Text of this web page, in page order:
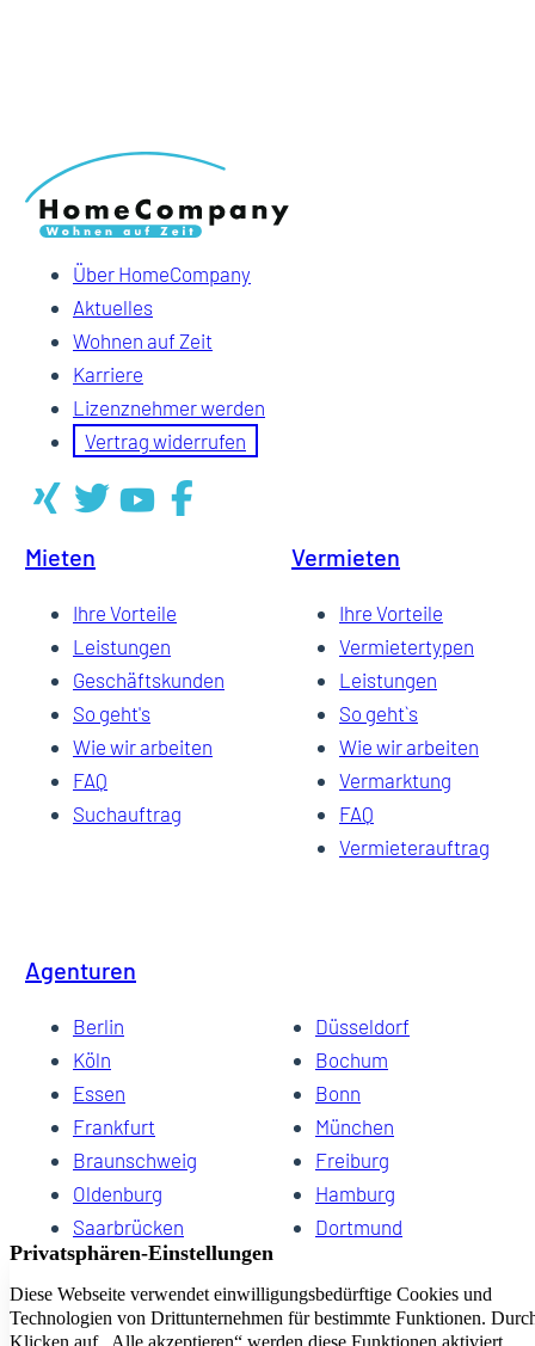
Über HomeCompany
Aktuelles
Wohnen auf Zeit
Karriere
Lizenznehmer werden
Vertrag widerrufen
Mieten
Ihre Vorteile
Leistungen
Geschäftskunden
So geht's
Wie wir arbeiten
FAQ
Suchauftrag
Vermieten
Ihre Vorteile
Vermietertypen
Leistungen
So geht`s
Wie wir arbeiten
Vermarktung
FAQ
Vermieterauftrag
Agenturen
Berlin
Düsseldorf
Köln
Bochum
Essen
Bonn
Frankfurt
München
Braunschweig
Freiburg
Oldenburg
Hamburg
Saarbrücken
Dortmund
Hannover
Dresden
Kiel
Wuppertal
Bremen